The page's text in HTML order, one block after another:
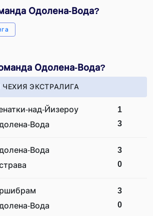
Одолена-Вода?
Одолена-Вода?
ЭКСТРАЛИГА
над-Йизероу
Вода
1
3
Вода
3
0
Вода
3
0